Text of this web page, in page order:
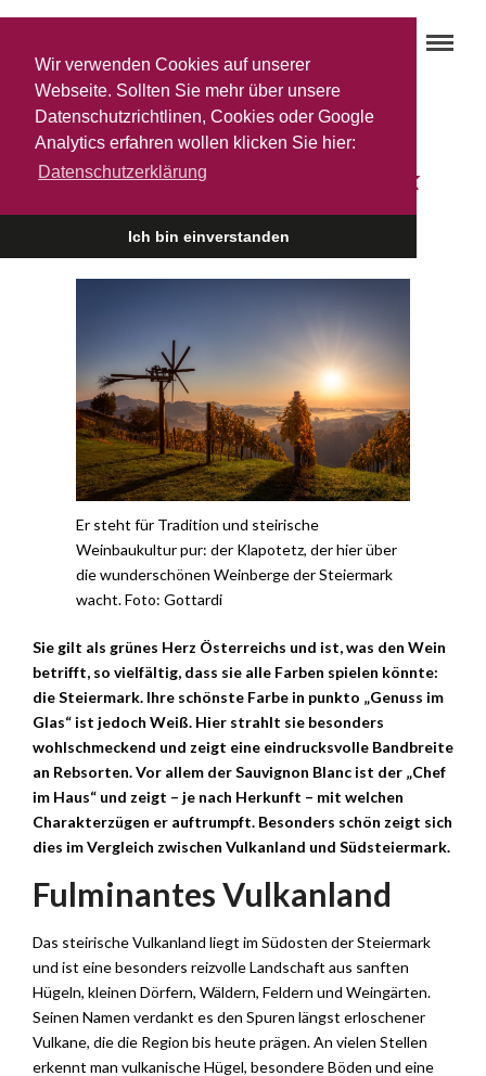
Wir verwenden Cookies auf unserer
Webseite. Sollten Sie mehr über unsere
Datenschutzrichtlinen, Cookies oder Google
Analytics erfahren wollen klicken Sie hier:
Datenschutzerklärung
Ich bin einverstanden
Das Steiermark Weinbattle:
Vulkanland VS. Südsteiermark
Er steht für Tradition und steirische
Weinbaukultur pur: der Klapotetz, der hier über
die wunderschönen Weinberge der Steiermark
wacht. Foto: Gottardi
Sie gilt als grünes Herz Österreichs und ist, was den Wein
betrifft, so vielfältig, dass sie alle Farben spielen könnte:
die Steiermark. Ihre schönste Farbe in punkto „Genuss im
Glas“ ist jedoch Weiß. Hier strahlt sie besonders
wohlschmeckend und zeigt eine eindrucksvolle Bandbreite
an Rebsorten. Vor allem der Sauvignon Blanc ist der „Chef
im Haus“ und zeigt – je nach Herkunft – mit welchen
Charakterzügen er auftrumpft. Besonders schön zeigt sich
dies im Vergleich zwischen Vulkanland und Südsteiermark.
Fulminantes Vulkanland
Das steirische Vulkanland liegt im Südosten der Steiermark
und ist eine besonders reizvolle Landschaft aus sanften
Hügeln, kleinen Dörfern, Wäldern, Feldern und Weingärten.
Seinen Namen verdankt es den Spuren längst erloschener
Vulkane, die die Region bis heute prägen. An vielen Stellen
erkennt man vulkanische Hügel, besondere Böden und eine